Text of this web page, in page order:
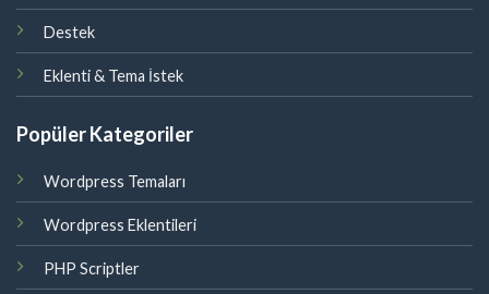
Destek
Eklenti & Tema İstek
Popüler Kategoriler
Wordpress Temaları
Wordpress Eklentileri
PHP Scriptler